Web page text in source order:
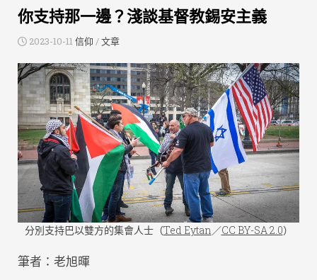
你支持那一邊？淺談基督教錫安主義
2023-10-11信仰 /文章
分別支持巴以雙方的集會人士（Ted Eytan／CC BY-SA 2.0）
筆者：老旭暉